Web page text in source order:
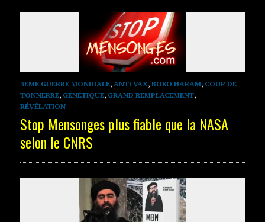
3EME GUERRE MONDIALE, ANTI VAX, BOKO HARAM, COUP DE
TONNERRE, GÉNÉTIQUE, GRAND REMPLACEMENT,
RÉVÉLATION
Stop Mensonges plus fiable que la NASA
selon le CNRS